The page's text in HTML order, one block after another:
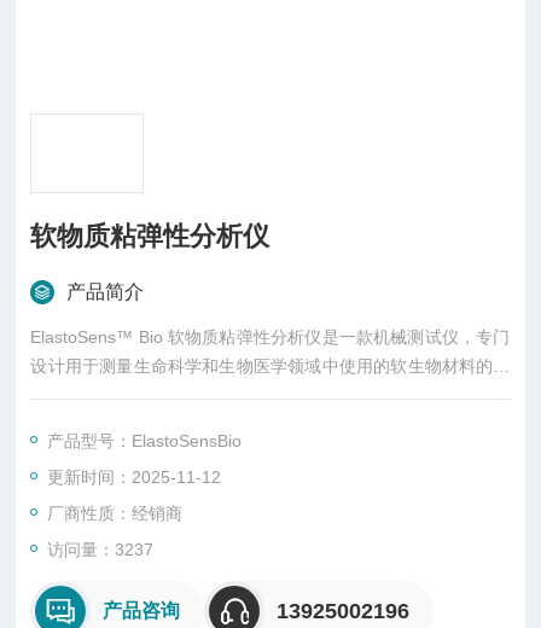
软物质粘弹性分析仪
产品简介
ElastoSens™ Bio 软物质粘弹性分析仪是一款机械测试仪，专门
设计用于测量生命科学和生物医学领域中使用的软生物材料的粘
弹性。其非接触式技术可进行无损机械测试，从而提高测量的可
产品型号：ElastoSensBio
更新时间：2025-11-12
厂商性质：经销商
访问量：3237
产品咨询 13925002196